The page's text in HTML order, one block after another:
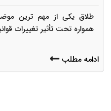
طلاق یکی از مهم ترین
همواره تحت تأثیر تغییرات
ادامه مطلب